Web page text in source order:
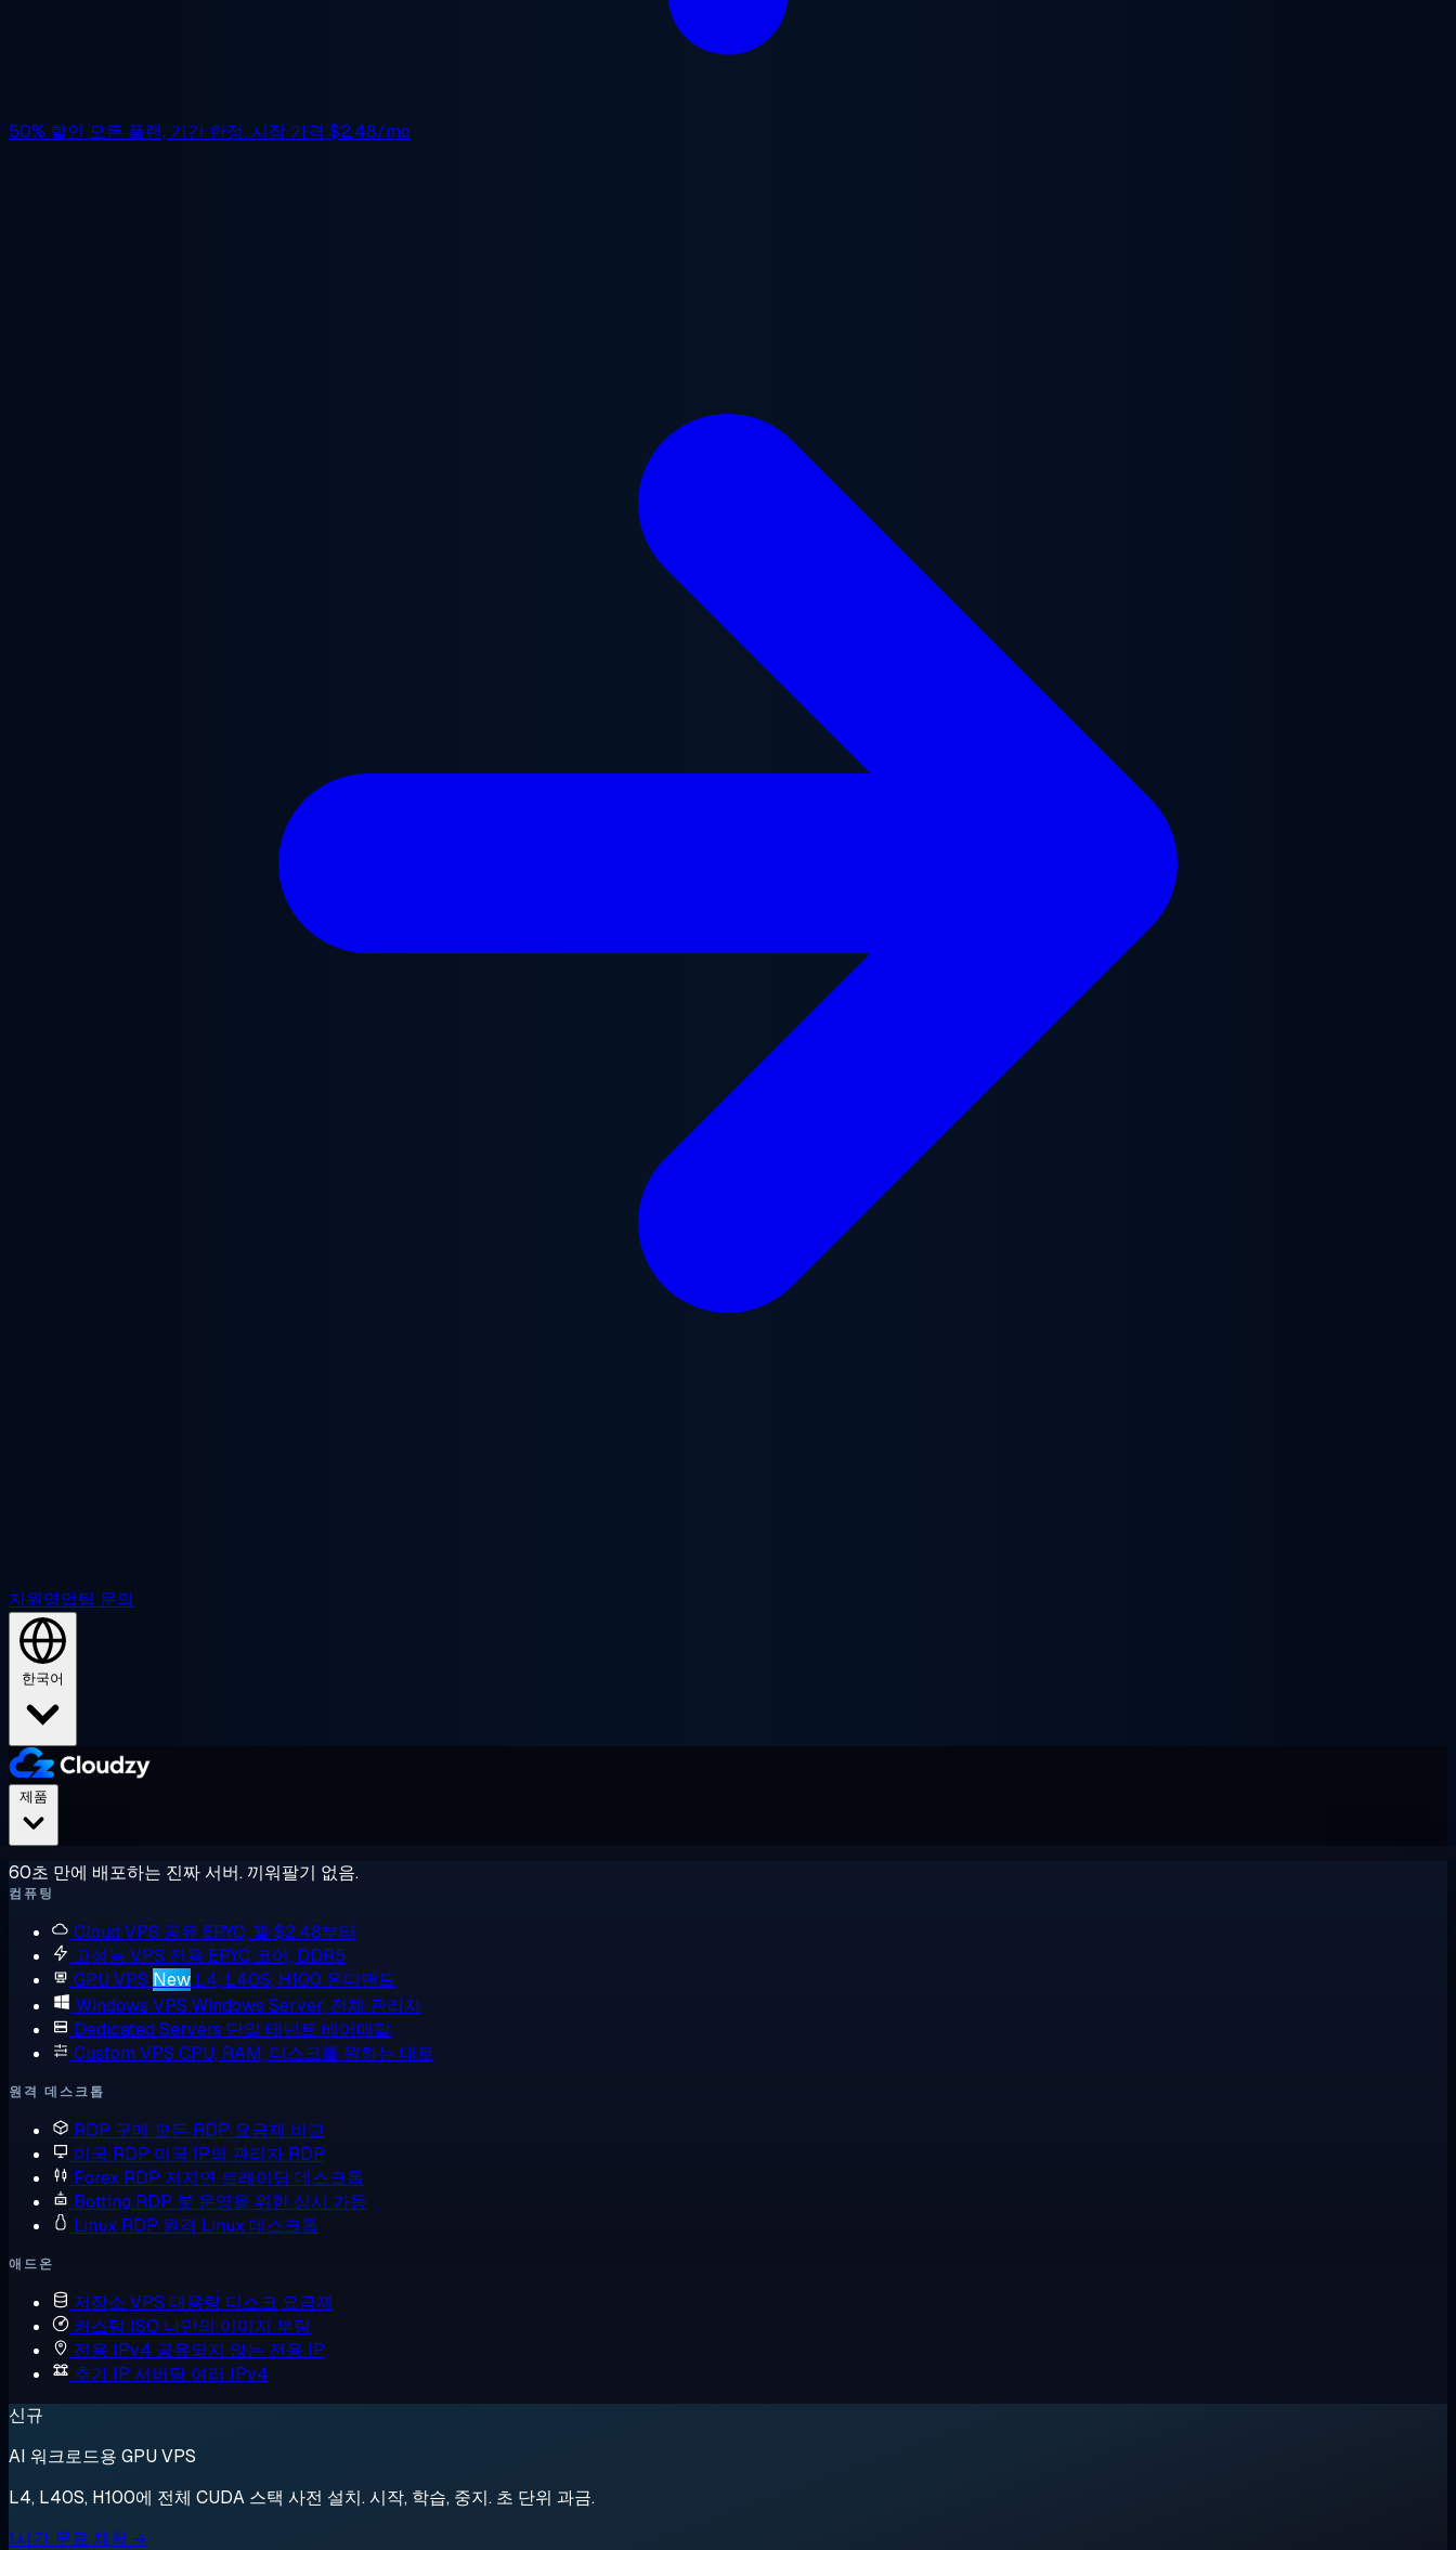
50% 할인 모든 플랜, 기간 한정. 시작 가격 $2.48/mo
지원영업팀 문의
한국어
60초 만에 배포하는 진짜 서버. 끼워팔기 없음.
컴퓨팅
Cloud VPS 공유 EPYC, 월 $2.48부터
고성능 VPS 전용 EPYC 코어, DDR5
GPU VPS New L4, L40S, H100 온디맨드
Windows VPS Windows Server, 전체 관리자
Dedicated Servers 단일 테넌트 베어메탈
Custom VPS CPU, RAM, 디스크를 원하는 대로
원격 데스크톱
RDP 구매 모든 RDP 요금제 비교
미국 RDP 미국 IP의 관리자 RDP
Forex RDP 저지연 트레이딩 데스크톱
Botting RDP 봇 운영을 위한 상시 가동
Linux RDP 원격 Linux 데스크톱
애드온
저장소 VPS 대용량 디스크 요금제
커스텀 ISO 나만의 이미지 부팅
전용 IPv4 공유되지 않는 전용 IP
추가 IP 서버당 여러 IPv4
신규
AI 워크로드용 GPU VPS
L4, L40S, H100에 전체 CUDA 스택 사전 설치. 시작, 학습, 중지. 초 단위 과금.
1시간 무료 체험 →